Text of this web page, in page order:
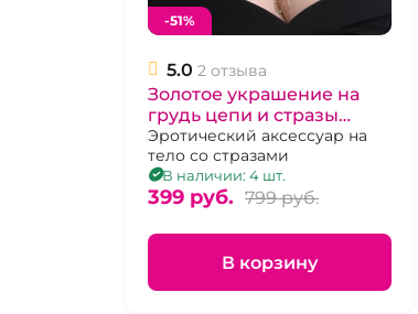
-51%
5.0 2 отзыва
Золотое украшение на
грудь цепи и стразы
"Декольте"
Эротический аксессуар на
тело со стразами
В наличии: 4 шт.
399 pуб. 799 pуб.
В корзину